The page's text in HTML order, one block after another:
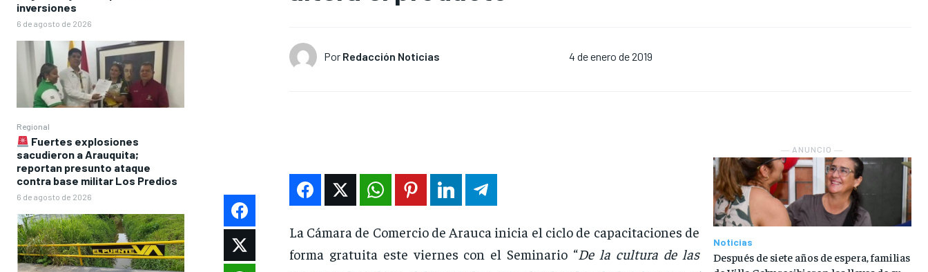
inversiones
6 de agosto de 2026
Regional
Fuertes explosiones
sacudieron a Arauquita;
reportan presunto ataque
contra base militar Los Predios
6 de agosto de 2026
Por Redacción Noticias 4 de enero de 2019
La Cámara de Comercio de Arauca inicia el ciclo de capacitaciones de
forma gratuita este viernes con el Seminario “De la cultura de las
― ANUNCIO ―
Noticias
Después de siete años de espera, familias